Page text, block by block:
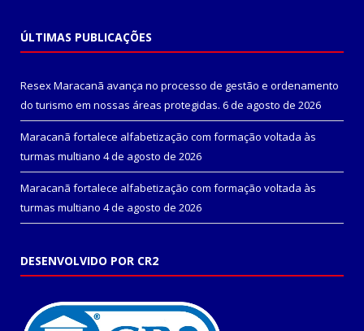
ÚLTIMAS PUBLICAÇÕES
Resex Maracanã avança no processo de gestão e ordenamento
do turismo em nossas áreas protegidas. 6 de agosto de 2026
Maracanã fortalece alfabetização com formação voltada às
turmas multiano 4 de agosto de 2026
Maracanã fortalece alfabetização com formação voltada às
turmas multiano 4 de agosto de 2026
DESENVOLVIDO POR CR2